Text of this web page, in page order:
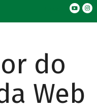
do
Web